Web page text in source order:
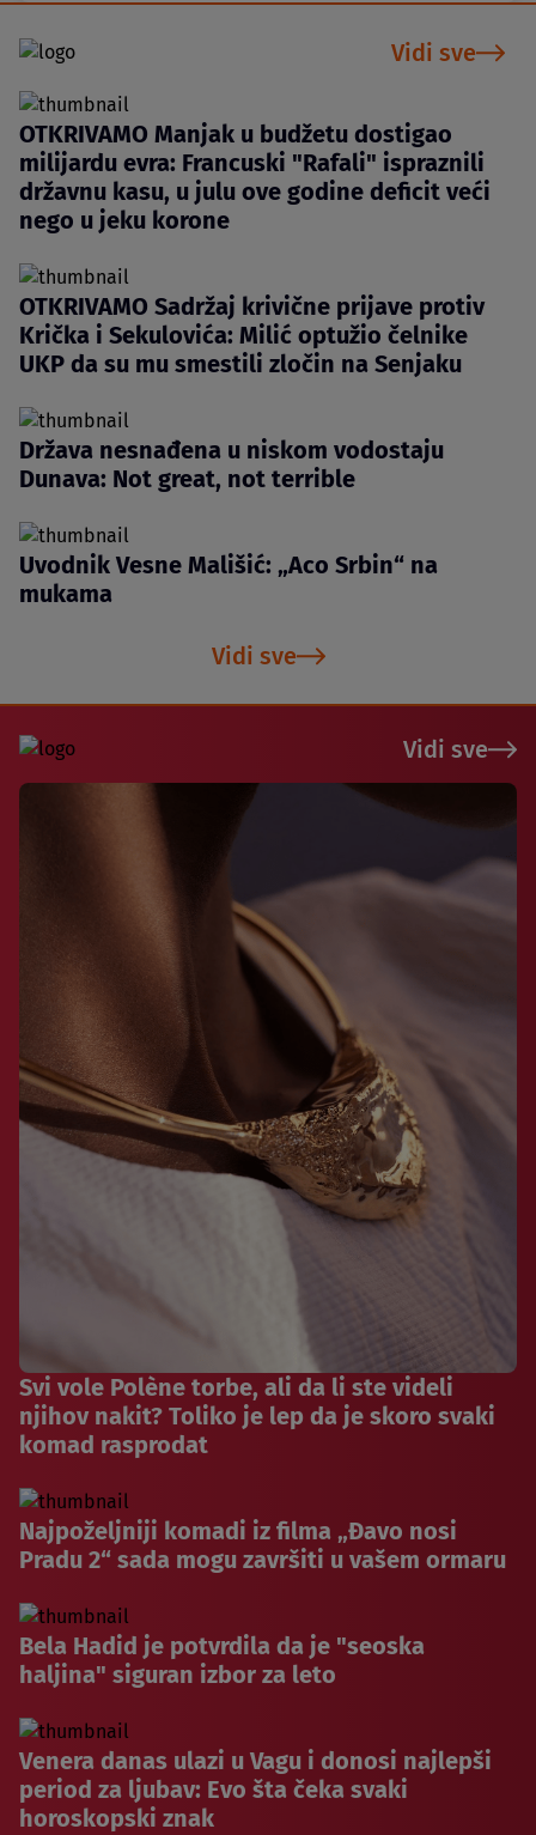
Vidi sve
OTKRIVAMO Manjak u budžetu dostigao
milijardu evra: Francuski "Rafali" ispraznili
državnu kasu, u julu ove godine deficit veći
nego u jeku korone
OTKRIVAMO Sadržaj krivične prijave protiv
Krička i Sekulovića: Milić optužio čelnike
UKP da su mu smestili zločin na Senjaku
Država nesnađena u niskom vodostaju
Dunava: Not great, not terrible
Uvodnik Vesne Mališić: „Aco Srbin“ na
mukama
Vidi sve
Vidi sve
Svi vole Polène torbe, ali da li ste videli
njihov nakit? Toliko je lep da je skoro svaki
komad rasprodat
Najpoželjniji komadi iz filma „Đavo nosi
Pradu 2“ sada mogu završiti u vašem ormaru
Bela Hadid je potvrdila da je "seoska
haljina" siguran izbor za leto
Venera danas ulazi u Vagu i donosi najlepši
period za ljubav: Evo šta čeka svaki
horoskopski znak